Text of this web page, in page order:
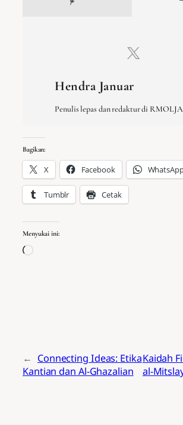
Hendra Januar
Penulis lepas dan redaktur di
Bagikan:
X Facebook
Tumblr Cetak
Menyukai ini:
Memuat...
← Connecting Ideas: Etika
Kantian dan Al-Ghazalian
Kaidah
al-